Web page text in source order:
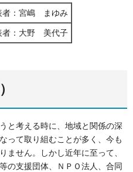
者：宮嶋 まゆみ
者：大野 美代子
と考える時に、地域と関係の深
って取り組むことが多く、今も
ません。しかし近年に至って、
の支援団体、ＮＰＯ法人、合同